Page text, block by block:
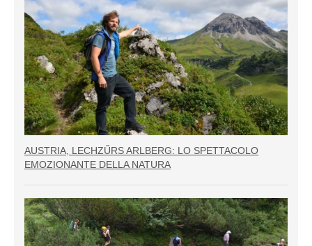
AUSTRIA, LECHZŰRS ARLBERG: LO SPETTACOLO
EMOZIONANTE DELLA NATURA